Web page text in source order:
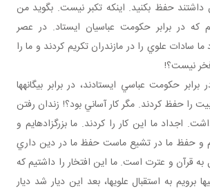
داشتند حفظ بکنيد. اينکه تکبر نيست. بگويد من
در برابر حکومت عباسيان ايستاد. در عصر
سادات علوي را در مازندران تکريم کردند و ما را
فخر نيست؟!
حکومت عباسي ايستادند، در برابر بيگانه ها
را حفظ کردند. مگر کار آساني بود؟! زندان رفتن
اجداد ما اين کار را کردند. ما بزرگ زاده ايم و
و حفظ ما در تشيع ماست حفظ ما در دين داري
قرآن و عترت است. ما اين افتخار را داشتيم که
برويم به استقبال علوي ها، بعد اين ديار شد ديار